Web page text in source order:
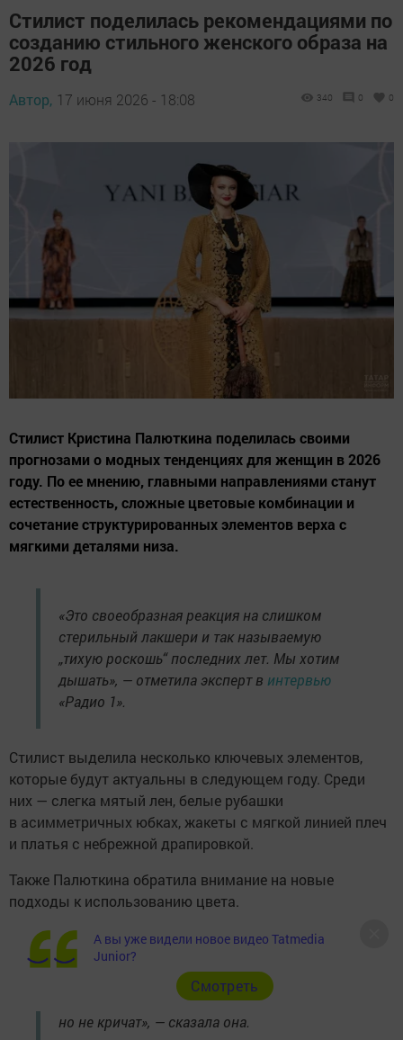
Стилист поделилась рекомендациями по
созданию стильного женского образа на
2026 год
Автор, 17 июня 2026 - 18:08 340 0 0
Стилист Кристина Палюткина поделилась своими
прогнозами о модных тенденциях для женщин в 2026
году. По ее мнению, главными направлениями станут
естественность, сложные цветовые комбинации и
сочетание структурированных элементов верха с
мягкими деталями низа.
«Это своеобразная реакция на слишком
стерильный лакшери и так называемую
„тихую роскошь“ последних лет. Мы хотим
дышать», — отметила эксперт в интервью
«Радио 1».
Стилист выделила несколько ключевых элементов,
которые будут актуальны в следующем году. Среди
них — слегка мятый лен, белые рубашки
в асимметричных юбках, жакеты с мягкой линией плеч
и платья с небрежной драпировкой.
Также Палюткина обратила внимание на новые
подходы к использованию цвета.
«Заканчиваем с монохромом, надоело быть
„тотально бежевым“. Теперь играем
в сложные пары, где цвета спорят,
но не кричат», — сказала она.
А вы уже видели новое видео Tatmedia
Junior?
Cмотреть